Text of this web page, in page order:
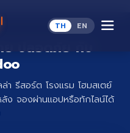
TH EN
ย ปลอดภัย กับ
รีสอร์ต โรงแรม โฮมสเตย์
ง จองผ่านแอปหรือทักไลน์ได้